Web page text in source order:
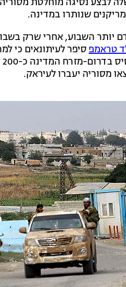
לבצע נסיגה מוחלטת
שנותרו במדינה.
יותר השבוע, אחרי שרק
טראמפסיפר לעיתונאים כי
מזרח המדינה כ-200 חיילים -
מסוריה יעברו לעיראק.